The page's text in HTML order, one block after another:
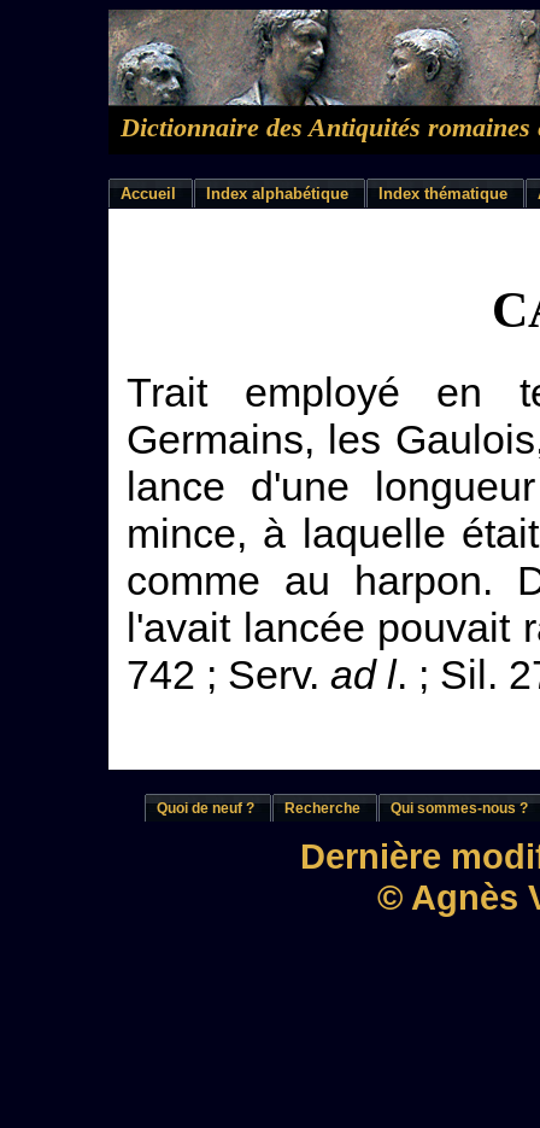
Dictionnaire des Antiquités romaines
Accueil Index alphabétique Index thématique
Trait employé en
Germains, les
lance d'une
mince, à laquelle
comme au harpon.
l'avait lancée pouvait
742 ; Serv. ad l. ; Sil.
Quoi de neuf ? Recherche Qui sommes-nous ?
Dernière
© Agnès